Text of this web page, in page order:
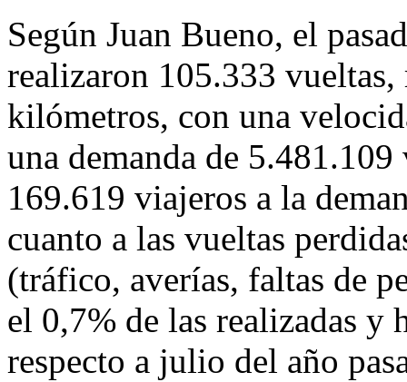
Según Juan Bueno, el
realizaron 105.333
kilómetros, con una
una demanda de
169.619 viajeros a la
cuanto a las vueltas
(tráfico, averías, faltas de
el 0,7% de las realizadas y
respecto a julio del año